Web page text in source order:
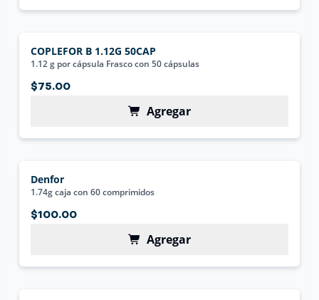
COPLEFOR B 1.12G 50CAP
1.12 g por cápsula Frasco con 50 cápsulas
$75.00
Agregar
Denfor
1.74g caja con 60 comprimidos
$100.00
Agregar